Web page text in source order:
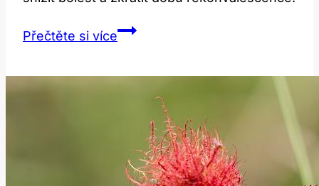
Přečtěte si víceCvičení
Efektivní
metody